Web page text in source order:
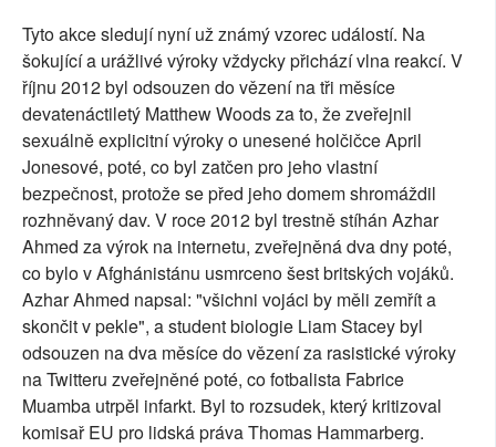
Tyto akce sledují nyní už známý vzorec událostí. Na
šokující a urážlivé výroky vždycky přichází vlna reakcí. V
říjnu 2012 byl odsouzen do vězení na tři měsíce
devatenáctiletý Matthew Woods za to, že zveřejnil
sexuálně explicitní výroky o unesené holčičce April
Jonesové, poté, co byl zatčen pro jeho vlastní
bezpečnost, protože se před jeho domem shromáždil
rozhněvaný dav. V roce 2012 byl trestně stíhán Azhar
Ahmed za výrok na internetu, zveřejněná dva dny poté,
co bylo v Afghánistánu usmrceno šest britských vojáků.
Azhar Ahmed napsal: "všichni vojáci by měli zemřít a
skončit v pekle", a student biologie Liam Stacey byl
odsouzen na dva měsíce do vězení za rasistické výroky
na Twitteru zveřejněné poté, co fotbalista Fabrice
Muamba utrpěl infarkt. Byl to rozsudek, který kritizoval
komisař EU pro lidská práva Thomas Hammarberg.